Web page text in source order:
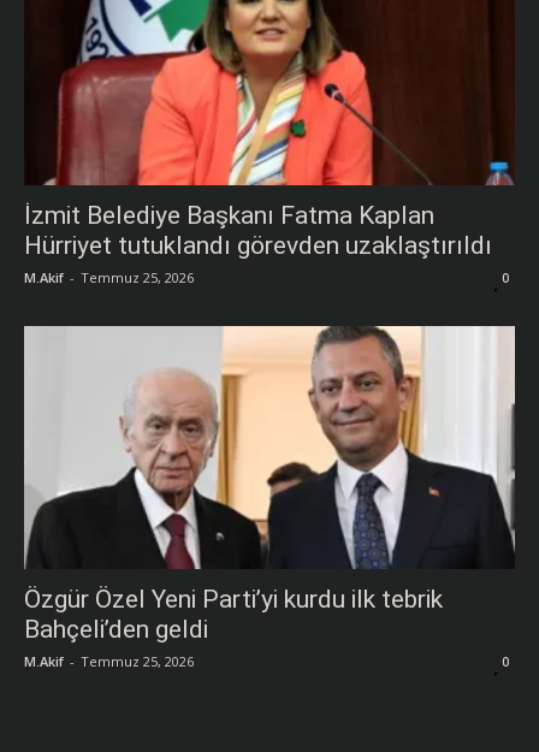
İzmit Belediye Başkanı Fatma Kaplan
Hürriyet tutuklandı görevden uzaklaştırıldı
M.Akif - Temmuz 25, 2026 0
Özgür Özel Yeni Parti’yi kurdu ilk tebrik
Bahçeli’den geldi
M.Akif - Temmuz 25, 2026 0